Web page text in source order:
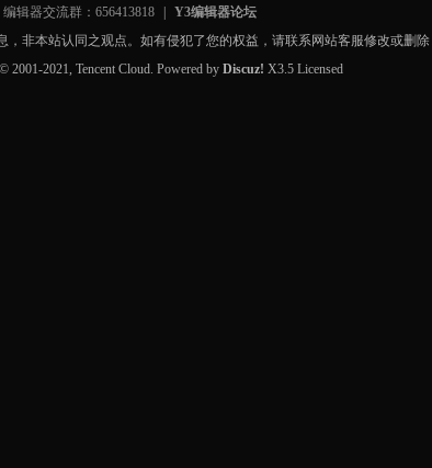
编辑器交流群：656413818
Y3编辑器论坛
非本站认同之观点。如有侵犯了您的权益，请联系网站客服修改或删除
2001-2021, Tencent Cloud. Powered byDiscuz! X3.5 Licensed